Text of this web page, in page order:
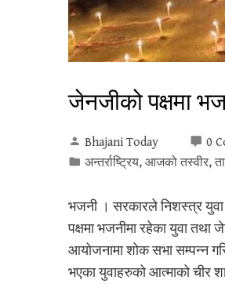
जेनजीको पक्षमा
Bhajani Today
0
अन्तर्राष्ट्रिय, आजको तस्वीर,
भजनी । सरकारले निशस्त्र युवा
पक्षमा भजनीमा रहेका युवा
आयोजनामा शोक सभा सम्पन्न
भएका युवाहरुको आत्माको चीर